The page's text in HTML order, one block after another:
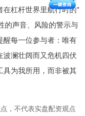
杠杆世界里航行时的*
的声音、风险的警示与
醒每一位参与者：唯有
澜壮阔而又危机四伏
具为我所用，而非被其
，不代表实盘配资观点